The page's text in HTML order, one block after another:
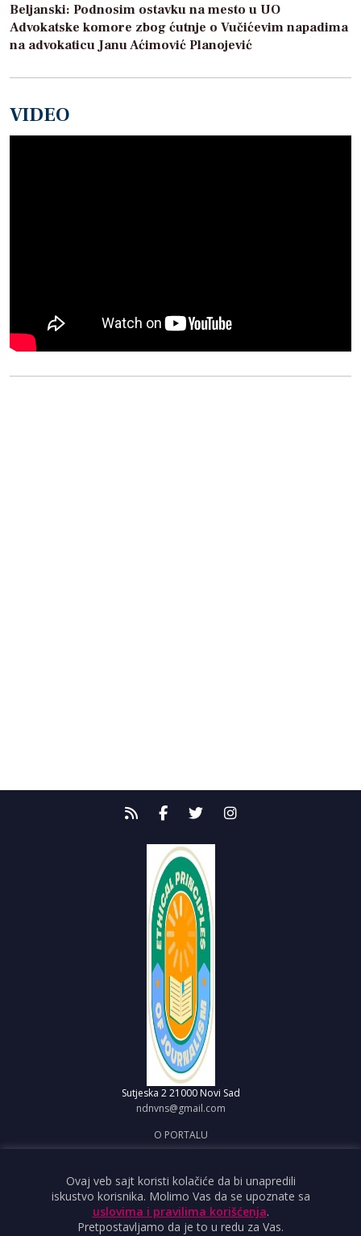
Beljanski: Podnosim ostavku na mesto u UO
Advokatske komore zbog ćutnje o Vučićevim napadima
na advokaticu Janu Aćimović Planojević
VIDEO
Sutjeska 2 21000 Novi Sad
ndnvns@gmail.com
O PORTALU
OBJAVI VEST
USLOVI KORIŠĆENJA
Ovaj veb sajt koristi kolačiće da bi unapredili
iskustvo korisnika. Molimo Vas da se upoznate sa
uslovima i pravilima korišćenja.
Pretpostavljamo da je to u redu za Vas.